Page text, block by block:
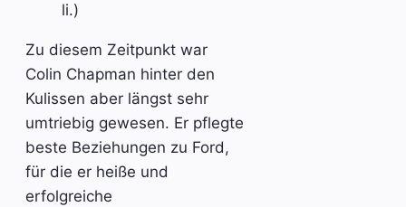
li.)
Zu diesem Zeitpunkt war
Colin Chapman hinter den
Kulissen aber längst sehr
umtriebig gewesen. Er pflegte
beste Beziehungen zu Ford,
für die er heiße und
erfolgreiche